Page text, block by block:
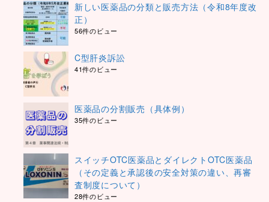
新しい医薬品の分類と販売方法（令和8年度改
正）
56件のビュー
C型肝炎訴訟
41件のビュー
医薬品の分割販売（具体例）
35件のビュー
スイッチOTC医薬品とダイレクトOTC医薬品
（その定義と承認後の安全対策の違い、再審
査制度について）
28件のビュー